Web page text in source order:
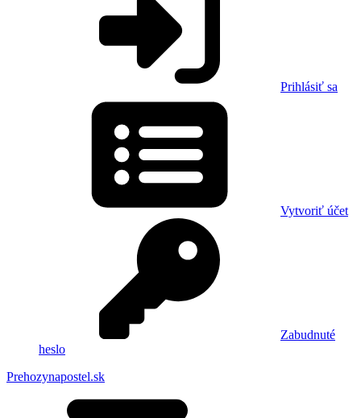
Prihlásiť sa
Vytvoriť účet
Zabudnuté
heslo
Prehozynapostel.sk